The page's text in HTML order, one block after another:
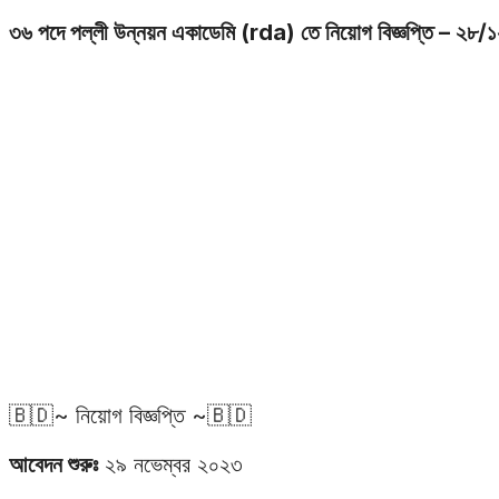
৩৬ পদে পল্লী উন্নয়ন একাডেমি (rda) তে নিয়োগ বিজ্ঞপ্তি – ২৮/
🇧🇩~ নিয়োগ বিজ্ঞপ্তি ~🇧🇩
আবেদন শুরুঃ২৯ নভেম্বর ২০২৩